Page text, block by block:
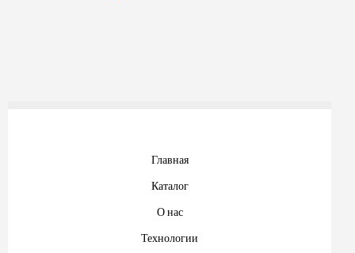
Главная
Каталог
О нас
Технологии